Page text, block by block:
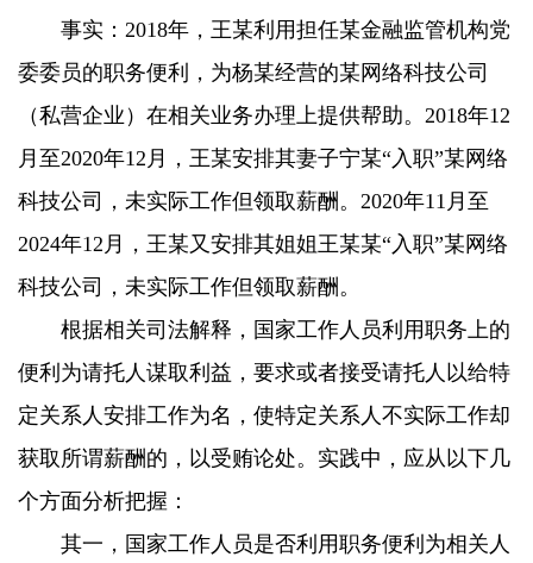
事实：2018年，王某利用担任某金融监管机构党
委委员的职务便利，为杨某经营的某网络科技公司
（私营企业）在相关业务办理上提供帮助。2018年12
月至2020年12月，王某安排其妻子宁某“入职”某网络
科技公司，未实际工作但领取薪酬。2020年11月至
2024年12月，王某又安排其姐姐王某某“入职”某网络
科技公司，未实际工作但领取薪酬。
根据相关司法解释，国家工作人员利用职务上的
便利为请托人谋取利益，要求或者接受请托人以给特
定关系人安排工作为名，使特定关系人不实际工作却
获取所谓薪酬的，以受贿论处。实践中，应从以下几
个方面分析把握：
其一，国家工作人员是否利用职务便利为相关人